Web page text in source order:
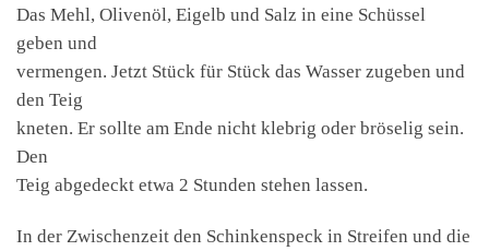
Das Mehl, Olivenöl, Eigelb und Salz in eine Schüssel
geben und
vermengen. Jetzt Stück für Stück das Wasser zugeben und
den Teig
kneten. Er sollte am Ende nicht klebrig oder bröselig sein.
Den
Teig abgedeckt etwa 2 Stunden stehen lassen.
In der Zwischenzeit den Schinkenspeck in Streifen und die